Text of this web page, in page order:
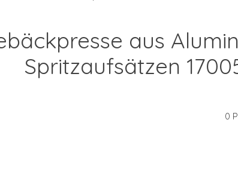
aus
Spritzaufsätzen
0